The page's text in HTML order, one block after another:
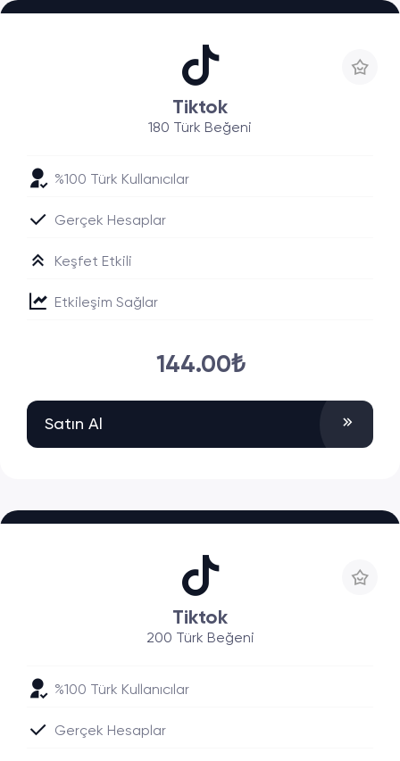
Tiktok
180 Türk Beğeni
%100 Türk Kullanıcılar
Gerçek Hesaplar
Keşfet Etkili
Etkileşim Sağlar
144.00₺
Satın Al
Tiktok
200 Türk Beğeni
%100 Türk Kullanıcılar
Gerçek Hesaplar